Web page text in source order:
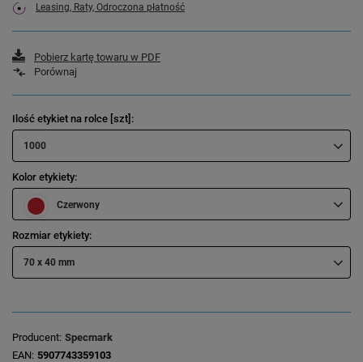
Leasing, Raty, Odroczona płatność
Pobierz kartę towaru w PDF
Porównaj
Ilość etykiet na rolce [szt]
1000
Kolor etykiety
Czerwony
Rozmiar etykiety
70 x 40 mm
Producent Specmark
EAN 5907743359103